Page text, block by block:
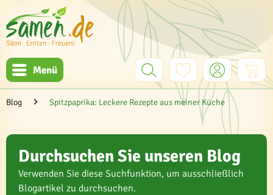
Menü
Blog Spitzpaprika: Leckere Rezepte aus meiner Küche
Durchsuchen Sie unseren Blog
Verwenden Sie diese Suchfunktion, um ausschließlich
Blogartikel zu durchsuchen.